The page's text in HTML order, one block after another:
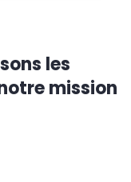
les
mission